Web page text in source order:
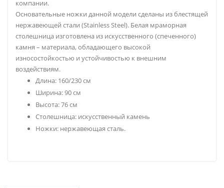
компании.
Основательные ножки данной модели сделаны из блестящей
нержавеющей стали (Stainless Steel). Белая мраморная
столешница изготовлена из искусственного (спеченного)
камня – материала, обладающего высокой
износостойкостью и устойчивостью к внешним
воздействиям.
Длина: 160/230 см
Ширина: 90 см
Высота: 76 см
Столешница: искусственный камень
Ножки: нержавеющая сталь.